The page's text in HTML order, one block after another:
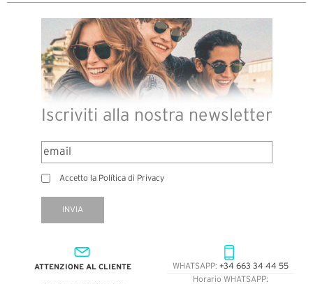
Iscriviti alla nostra newsletter
Accetto la Política di Privacy
INVIA
ATTENZIONE AL CLIENTE WHATSAPP: +34 663 34 44 55
Horario WHATSAPP: